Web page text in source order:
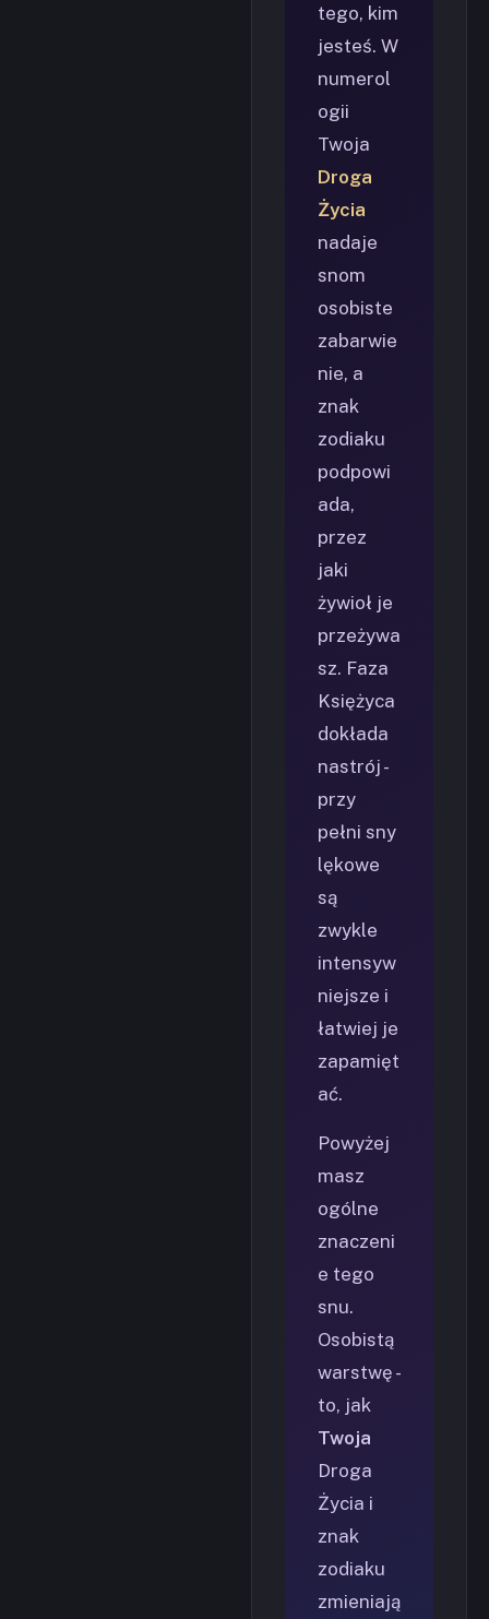
tego, kim
jesteś. W
numerol
ogii
Twoja
Droga
Życia
nadaje
snom
osobiste
zabarwie
nie, a
znak
zodiaku
podpowi
ada,
przez
jaki
żywioł je
przeżywa
sz. Faza
Księżyca
dokłada
nastrój -
przy
pełni sny
lękowe
są
zwykle
intensyw
niejsze i
łatwiej je
zapamięt
ać.
Powyżej
masz
ogólne
znaczeni
e tego
snu.
Osobistą
warstwę -
to, jak
Twoja
Droga
Życia i
znak
zodiaku
zmieniają